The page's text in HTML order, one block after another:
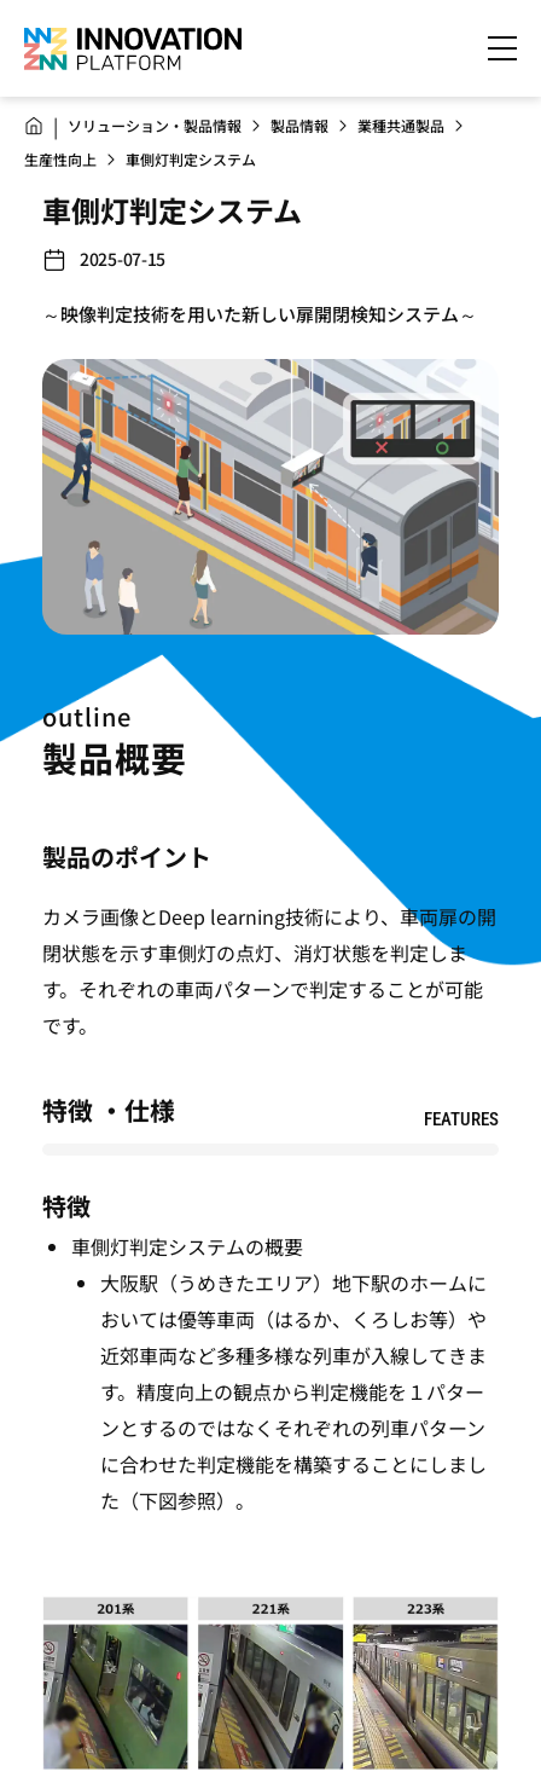
ソリューション・製品情報 製品情報
業種共通製品
生産性向上
車側灯判定システム
車側灯判定システム
2025-07-15
～映像判定技術を用いた新しい扉開閉検知システム～
outline
製品概要
製品のポイント
カメラ画像とDeep learning技術により、車両扉の開
閉状態を示す車側灯の点灯、消灯状態を判定しま
す。それぞれの車両パターンで判定することが可能
です。
特徴 ・仕様 FEATURES
特徴
車側灯判定システムの概要
大阪駅（うめきたエリア）地下駅のホームに
おいては優等車両（はるか、くろしお等）や
近郊車両など多種多様な列車が入線してきま
す。精度向上の観点から判定機能を１パター
ンとするのではなくそれぞれの列車パターン
に合わせた判定機能を構築することにしまし
た（下図参照）。